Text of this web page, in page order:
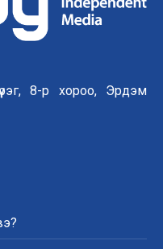
8-р хороо, Эрдэм